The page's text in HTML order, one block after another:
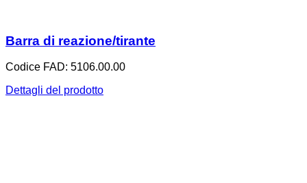
Barra di reazione/tirante
Codice FAD: 5106.00.00
Dettagli del prodotto